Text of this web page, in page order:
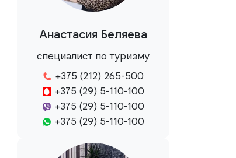
Анастасия Беляева
специалист по туризму
+375 (212) 265-500
+375 (29) 5-110-100
+375 (29) 5-110-100
+375 (29) 5-110-100